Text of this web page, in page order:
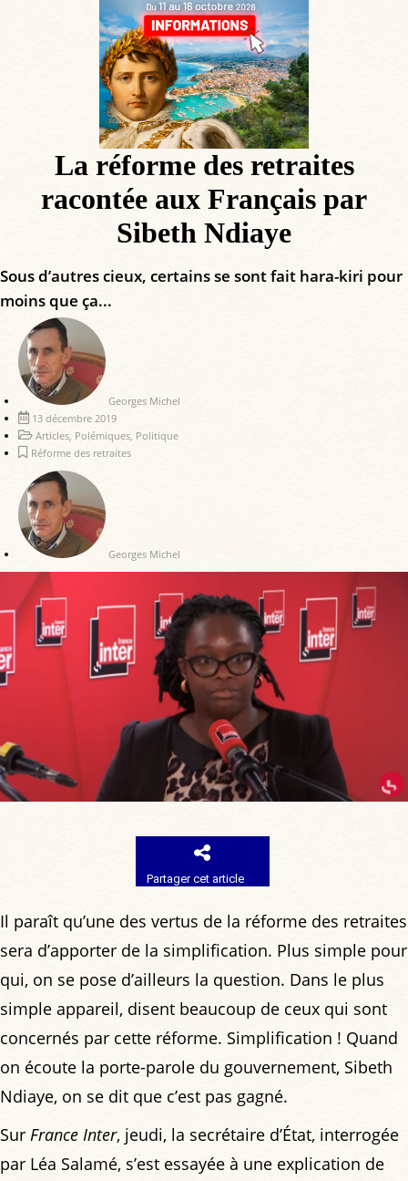
La réforme des retraites
racontée aux Français par
Sibeth Ndiaye
Sous d’autres cieux, certains se sont fait hara-kiri pour
moins que ça...
Georges Michel
13 décembre 2019
Articles, Polémiques, Politique
Réforme des retraites
Georges Michel
Partager cet article
Il paraît qu’une des vertus de la réforme des retraites
sera d’apporter de la simplification. Plus simple pour
qui, on se pose d’ailleurs la question. Dans le plus
simple appareil, disent beaucoup de ceux qui sont
concernés par cette réforme. Simplification ! Quand
on écoute la porte-parole du gouvernement, Sibeth
Ndiaye, on se dit que c’est pas gagné.
Sur France Inter, jeudi, la secrétaire d’État, interrogée
par Léa Salamé, s’est essayée à une explication de